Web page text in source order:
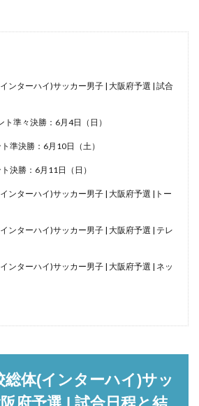
ンターハイ)サッカー男子 | 大阪府予選 | 試合
ト準々決勝：6月4日（日）
準決勝：6月10日（土）
決勝：6月11日（日）
ンターハイ)サッカー男子 | 大阪府予選 |トー
ンターハイ)サッカー男子 | 大阪府予選 | テレ
ンターハイ)サッカー男子 | 大阪府予選 | ネッ
総体(インターハイ)サッ